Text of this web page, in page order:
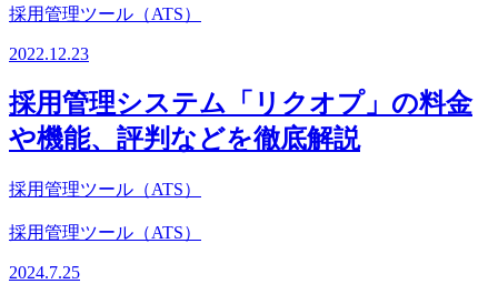
採用管理ツール（ATS）
2022.12.23
採用管理システム「リクオプ」の料金
や機能、評判などを徹底解説
採用管理ツール（ATS）
採用管理ツール（ATS）
2024.7.25